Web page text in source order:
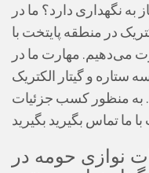
به نگهداری دارد؟ ما در
در منطقه پایتخت با
می‌دهیم. مهارت ما در
ستاره و گیتار الکتریک
به منظور کسب جزئیات
نوازی حومه در